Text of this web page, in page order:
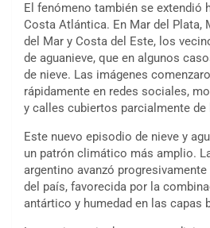
El fenómeno también se extendió
Costa Atlántica. En Mar del Plata,
del Mar y Costa del Este, los
de aguanieve, que en algunos
de nieve. Las imágenes
rápidamente en redes sociales,
y calles cubiertos parcialmente de
Este nuevo episodio de nieve y
un patrón climático más amplio.
argentino avanzó
del país, favorecida por la
antártico y humedad en las capas